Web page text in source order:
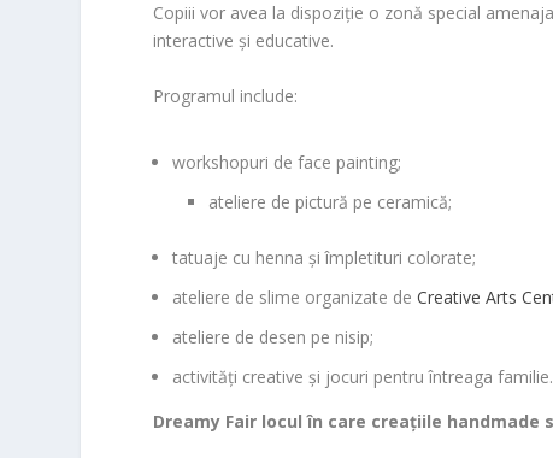
Copiii vor avea la dispoziție o zonă special
interactive și educative.
Programul include:
workshopuri de face painting;
ateliere de pictură pe ceramică;
tatuaje cu henna și împletituri colorate;
ateliere de slime organizate deCreative Arts
ateliere de desen pe nisip;
activități creative și jocuri pentru întreaga familie.
Dreamy Fair locul în care creațiile handmade